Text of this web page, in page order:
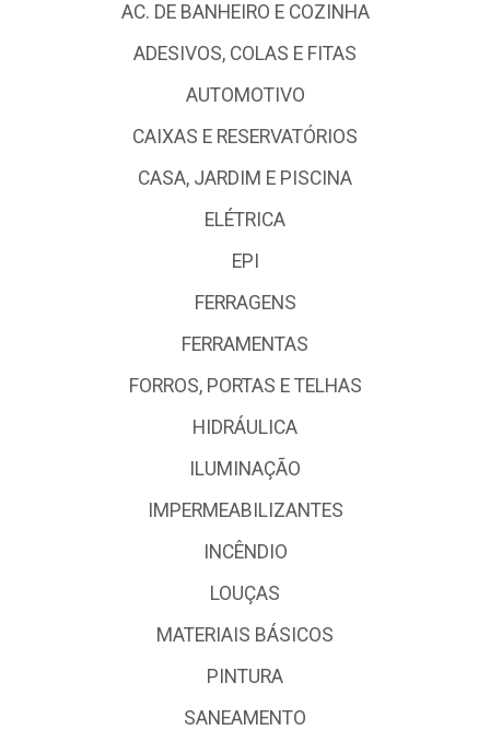
AC. DE BANHEIRO E COZINHA
ADESIVOS, COLAS E FITAS
AUTOMOTIVO
CAIXAS E RESERVATÓRIOS
CASA, JARDIM E PISCINA
ELÉTRICA
EPI
FERRAGENS
FERRAMENTAS
FORROS, PORTAS E TELHAS
HIDRÁULICA
ILUMINAÇÃO
IMPERMEABILIZANTES
INCÊNDIO
LOUÇAS
MATERIAIS BÁSICOS
PINTURA
SANEAMENTO